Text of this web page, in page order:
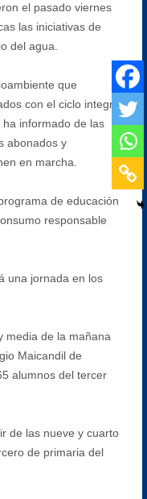
el pasado viernes
las iniciativas de
del agua.
que
con el ciclo integral
informado de las
abonados y
en marcha.
de educación
responsable
una jornada en los
media de la mañana
Maicandil de
alumnos del tercer
de las nueve y cuarto
de primaria del